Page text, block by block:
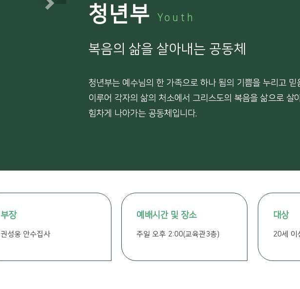
Next 청년부 Youth
복음의 삶을 살아내는 공동체
청년부는 예수님의 한 가족으로 하나 됨의 기쁨을 누리고 믿
이루어 각자의 삶의 처소에서 그리스도의 복음을 삶으로 살
힘차게 나아가는 공동체입니다.
부장
권성웅 안수집사
예배시간 및 장소
주일 오후 2:00(교육관3층)
대상
20세 이